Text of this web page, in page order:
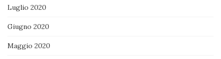
Luglio 2020
Giugno 2020
Maggio 2020